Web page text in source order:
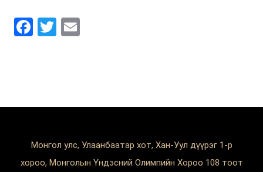
Facebook
Twitter
Монгол улс, Улаанбаатар хот, Хан-Уул дүүрэг 1-р
хороо, Монголын Үндэсний Олимпийн Хороо 108 тоот